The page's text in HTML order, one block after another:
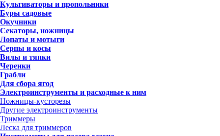
Культиваторы и пропольники
Буры садовые
Окучники
Секаторы, ножницы
Лопаты и мотыги
Серпы и косы
Вилы и тяпки
Черенки
Грабли
Для сбора ягод
Электроинструменты и расходные к ним
Ножницы-кусторезы
Другие электроинструменты
Триммеры
Леска для триммеров